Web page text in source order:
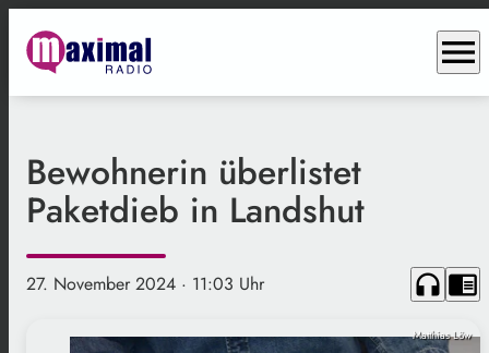
menu
Bewohnerin überlistet
Paketdieb in Landshut
27. November 2024 · 11:03 Uhr headphones chrome_reader_mode
Matthias Löw